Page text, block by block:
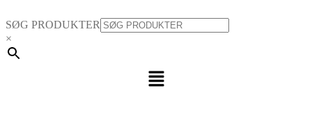
SØG PRODUKTER
×
Menu